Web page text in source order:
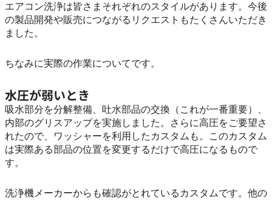
エアコン洗浄は皆さまそれぞれのスタイルがあります。今後
の製品開発や販売につながるリクエストもたくさんいただき
ました。
ちなみに実際の作業についてです。
水圧が弱いとき
吸水部分を分解整備、吐水部品の交換（これが一番重要）、
内部のグリスアップを実施しました。さらに高圧をご要望さ
れたので、ワッシャーを利用したカスタムも。このカスタム
は実際ある部品の位置を変更するだけで高圧になるもので
す。
洗浄機メーカーからも確認がとれているカスタムです。他の